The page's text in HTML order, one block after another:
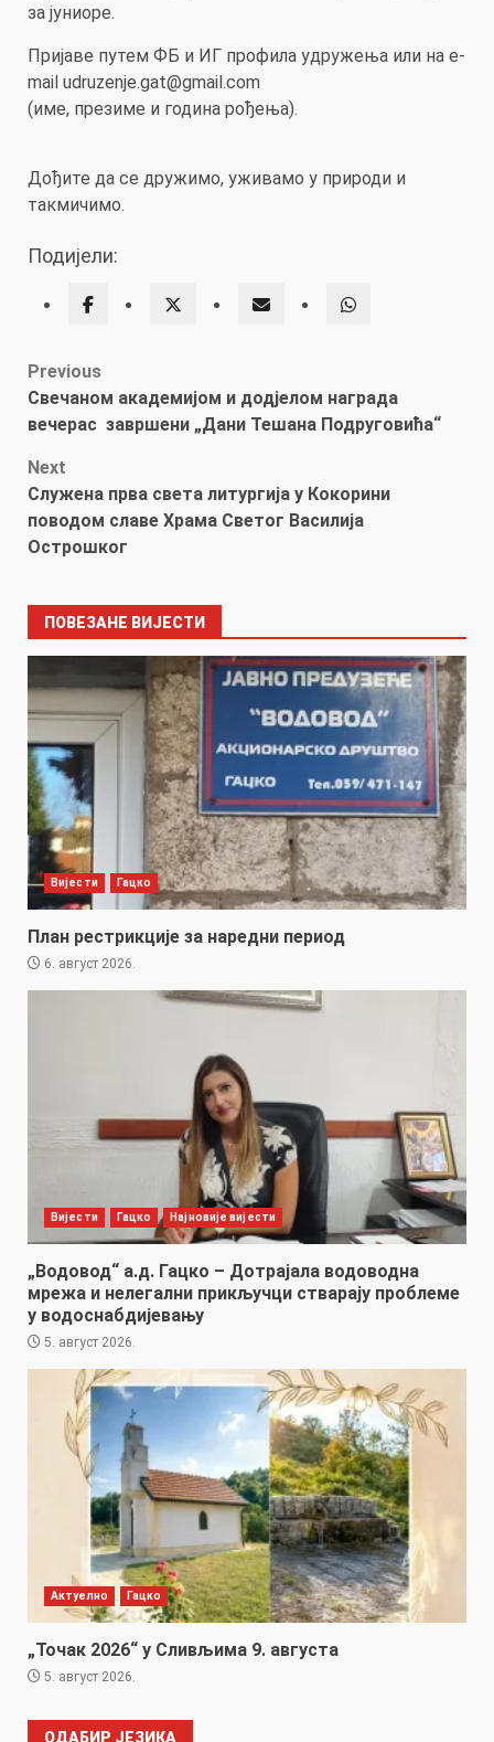
за јуниоре.
Пријаве путем ФБ и ИГ профила удружења или на e-
mail udruzenje.gat@gmail.com
(име, презиме и година рођења).
Дођите да се дружимо, уживамо у природи и
такмичимо.
Подијели:
Post
navigation
Previous
Свечаном академијом и додјелом награда
вечерас завршени „Дани Тешана Подруговића“
Next
Служена прва света литургија у Кокорини
поводом славе Храма Светог Василија
Острошког
ПОВЕЗАНЕ ВИЈЕСТИ
Вијести Гацко
План рестрикције за наредни период
6. август 2026.
Вијести Гацко Најновије вијести
„Водовод“ а.д. Гацко – Дотрајала водоводна
мрежа и нелегални прикључци стварају проблеме
у водоснабдијевању
5. август 2026.
Актуелно Гацко
„Точак 2026“ у Сливљима 9. августа
5. август 2026.
ОДАБИР ЈЕЗИКА